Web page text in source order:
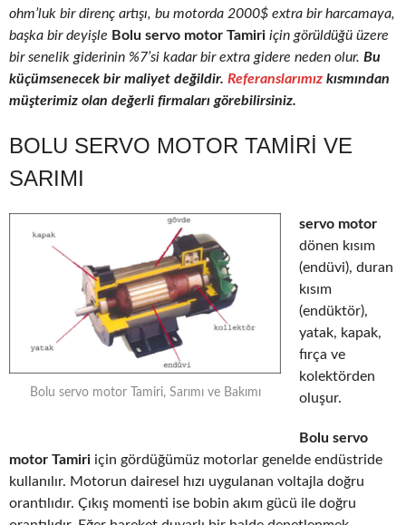
ohm’luk bir direnç artışı, bu motorda 2000$ extra bir harcamaya,
başka bir deyişle Bolu servo motor Tamiri için görüldüğü üzere
bir senelik giderinin %7’si kadar bir extra gidere neden olur. Bu
küçümsenecek bir maliyet değildir. Referanslarımız kısmından
müşterimiz olan değerli firmaları görebilirsiniz.
BOLU SERVO MOTOR TAMIRI VE
SARIMI
Bolu servo motor Tamiri, Sarımı ve Bakımı
servo motor
dönen kısım
(endüvi), duran
kısım
(endüktör),
yatak, kapak,
fırça ve
kolektörden
oluşur.
Bolu servo
motor Tamiri için gördüğümüz motorlar genelde endüstride
kullanılır. Motorun dairesel hızı uygulanan voltajla doğru
orantılıdır. Çıkış momenti ise bobin akım gücü ile doğru